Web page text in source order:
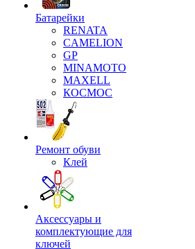
Батарейки
RENATA
CAMELION
GP
MINAMOTO
MAXELL
КОСМОС
Ремонт обуви
Клей
Аксессуары и
комплектующие для
ключей